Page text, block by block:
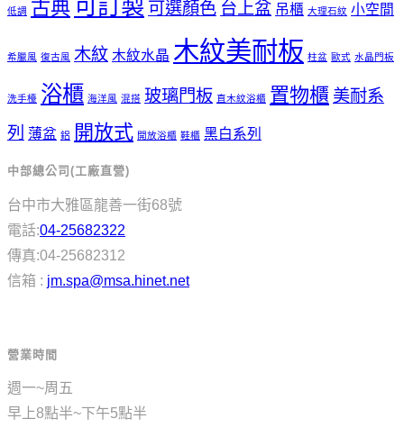
低調 古典 可訂製 可選顏色 台上盆 吊櫃 大理石紋 小空間
希臘風 復古風 木紋 木紋水晶 木紋美耐板 柱盆 歐式 水晶門板
洗手檯 浴櫃 海洋風 混搭 玻璃門板 直木紋浴櫃 置物櫃 美耐系
列 薄盆 鋁 開放式 開放浴櫃 鞋櫃 黑白系列
中部總公司(工廠直營)
台中市大雅區龍善一街68號
電話:04-25682322
傳真:04-25682312
信箱 : jm.spa@msa.hinet.net
營業時間
週一~周五
早上8點半~下午5點半